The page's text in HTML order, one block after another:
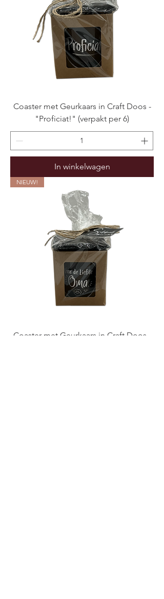
Coaster met Geurkaars in Craft Doos -
"Proficiat!" (verpakt per 6)
In winkelwagen
NIEUW!
Coaster met Geurkaars in Craft Doos -